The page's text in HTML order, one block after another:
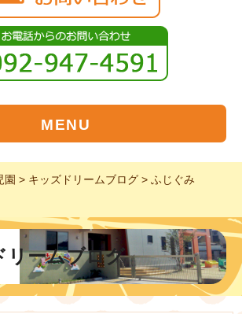
MENU
園 > キッズドリームブログ > ふじぐみ
リームブログ